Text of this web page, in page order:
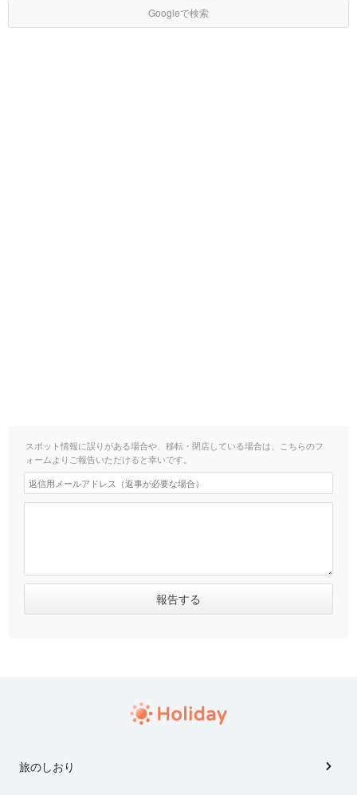
Googleで検索
スポット情報に誤りがある場合や、移転・閉店している場合は、こちらのフ
ォームよりご報告いただけると幸いです。
旅のしおり